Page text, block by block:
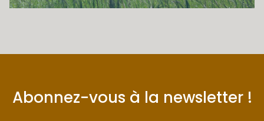
Abonnez-vous à la newsletter !